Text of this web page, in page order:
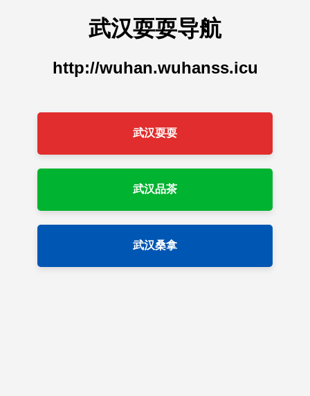
武汉耍耍导航
http://wuhan.wuhanss.icu
武汉耍耍
武汉品茶
武汉桑拿